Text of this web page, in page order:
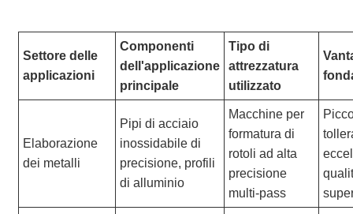
Settore delle
applicazioni
Componenti
dell'applicazione
principale
Tipo di
attrezzatura
utilizzato
Elaborazione
dei metalli
Pipi di acciaio
inossidabile di
precisione, profili
di alluminio
Macchine per
formatura di
rotoli ad alta
precisione
multi-pass